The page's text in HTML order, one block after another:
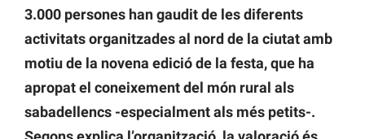
3.000 persones han gaudit de les diferents
activitats organitzades al nord de la ciutat amb
motiu de la novena edició de la festa, que ha
apropat el coneixement del món rural als
sabadellencs -especialment als més petits-.